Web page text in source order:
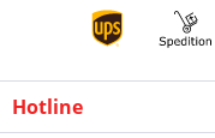
Hotline